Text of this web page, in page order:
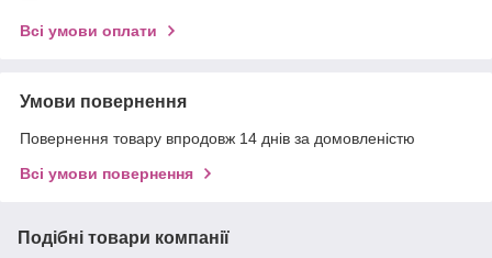
Всі умови оплати
Умови повернення
Повернення товару впродовж 14 днів за домовленістю
Всі умови повернення
Подібні товари компанії